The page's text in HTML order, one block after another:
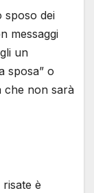
sposo dei
messaggi
un
sposa” o
che non sarà
è